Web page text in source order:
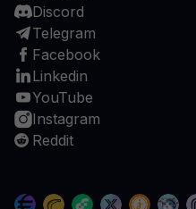
Discord
Telegram
Facebook
Linkedin
YouTube
Instagram
Reddit